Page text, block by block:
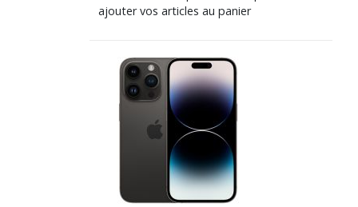
ajouter vos articles au panier